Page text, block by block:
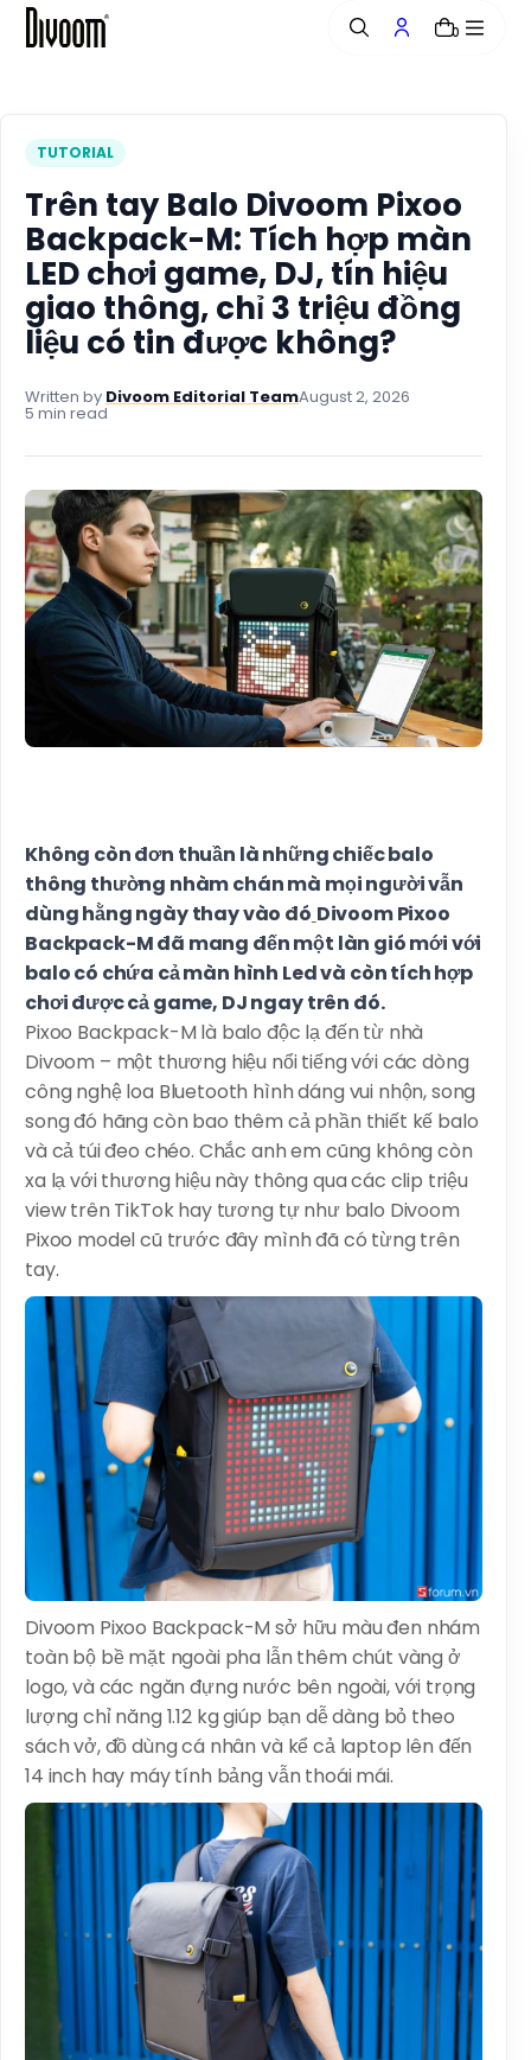
0
TUTORIAL
Trên tay Balo Divoom Pixoo
Backpack-M: Tích hợp màn
LED chơi game, DJ, tín hiệu
giao thông, chỉ 3 triệu đồng
liệu có tin được không?
Written by Divoom Editorial TeamAugust 2, 2026
5 min read
Không còn đơn thuần là những chiếc balo
thông thường nhàm chán mà mọi người vẫn
dùng hằng ngày thay vào đó Divoom Pixoo
Backpack-Mđã mang đến một làn gió mới với
balo có chứa cảmàn hình Led và còn tích hợp
chơi được cảgame, DJ ngay trên đó.
Pixoo Backpack-M là balo độc lạ đến từ nhà
Divoom – một thương hiệu nổi tiếng với các dòng
công nghệ loa Bluetooth hình dáng vui nhộn, song
song đó hãng còn bao thêm cả phần thiết kế balo
và cả túi đeo chéo. Chắc anh em cũng không còn
xa lạ với thương hiệu này thông qua các clip triệu
view trên TikTok hay tương tự như balo Divoom
Pixoo model cũ trước đây mình đã có từng trên
tay.
Divoom Pixoo Backpack-M sở hữu màu đen nhám
toàn bộ bề mặt ngoài pha lẫn thêm chút vàng ở
logo, và các ngăn đựng nước bên ngoài, với trọng
lượng chỉ năng 1.12 kg giúp bạn dễ dàng bỏ theo
sách vở, đồ dùng cá nhân và kể cả laptop lên đến
14 inch hay máy tính bảng vẫn thoái mái.